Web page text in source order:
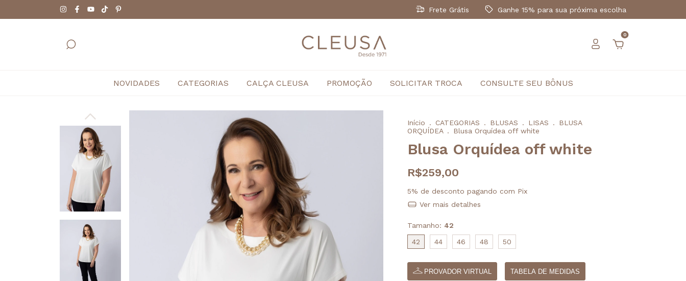
Frete Grátis Ganhe 15% para sua próxima escolha
0
NOVIDADES CATEGORIAS CALÇA CLEUSA PROMOÇÃO SOLICITAR TROCA CONSULTE SEU BÔNUS
Início . CATEGORIAS . BLUSAS . LISAS .
BLUSA
ORQUÍDEA . Blusa Orquídea off white
Blusa Orquídea off white
R$259,00
5% de desconto pagando com Pix
Ver mais detalhes
Tamanho: 42
42
44 46 48 50
PROVADOR VIRTUAL TABELA DE MEDIDAS